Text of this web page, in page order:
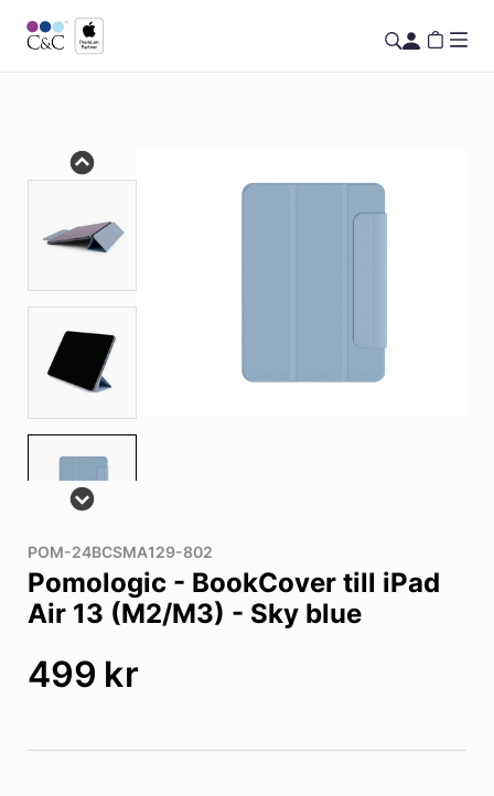
POM-24BCSMA129-802
Pomologic - BookCover till iPad
Air 13 (M2/M3) - Sky blue
499 kr